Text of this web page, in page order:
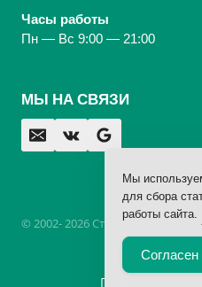
Часы работы
Пн — Вс 9:00 — 21:00
МЫ НА СВЯЗИ
© 2002- 2026
Политика
Мы
для сбора
работы сайта.
Согласен